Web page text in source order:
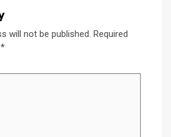
will not be published. Required
*